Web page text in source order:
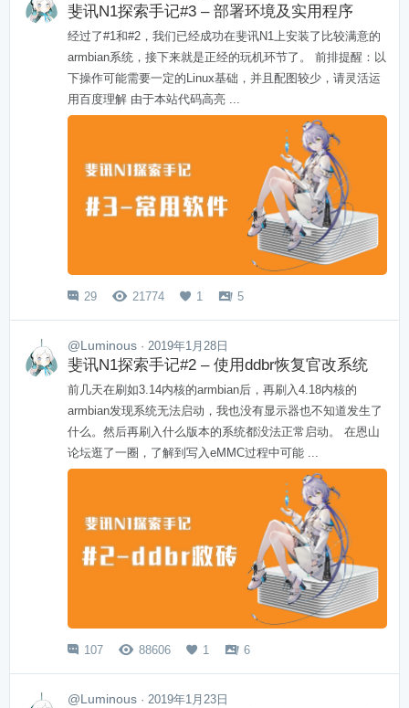
斐讯N1探索手记#3 – 部署环境及实用程序
经过了#1和#2，我们已经成功在斐讯N1上安装了比较满意的
armbian系统，接下来就是正经的玩机环节了。 前排提醒：以
下操作可能需要一定的Linux基础，并且配图较少，请灵活运
用百度理解 由于本站代码高亮 ...
 29  21774  1  5
@Luminous · 2019年1月28日
斐讯N1探索手记#2 – 使用ddbr恢复官改系统
前几天在刷如3.14内核的armbian后，再刷入4.18内核的
armbian发现系统无法启动，我也没有显示器也不知道发生了
什么。然后再刷入什么版本的系统都没法正常启动。 在恩山
论坛逛了一圈，了解到写入eMMC过程中可能 ...
 107  88606  1  6
@Luminous · 2019年1月23日